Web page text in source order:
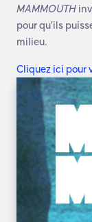
MAMMOUTH
pourqu’ils
milieu.
Cliquez ici pour